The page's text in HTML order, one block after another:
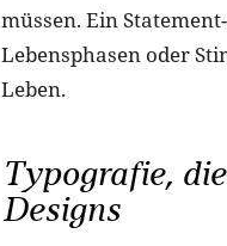
müssen. Ein
Lebensphasen oder
Leben.
Typografie,
Designs